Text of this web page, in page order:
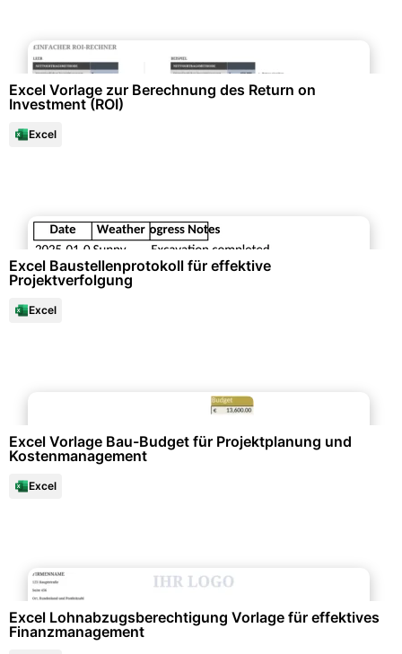
Excel Vorlage zur Berechnung des Return on
Investment (ROI)
Excel
Excel Baustellenprotokoll für effektive
Projektverfolgung
Excel
Excel Vorlage Bau-Budget für Projektplanung und
Kostenmanagement
Excel
Excel Lohnabzugsberechtigung Vorlage für effektives
Finanzmanagement